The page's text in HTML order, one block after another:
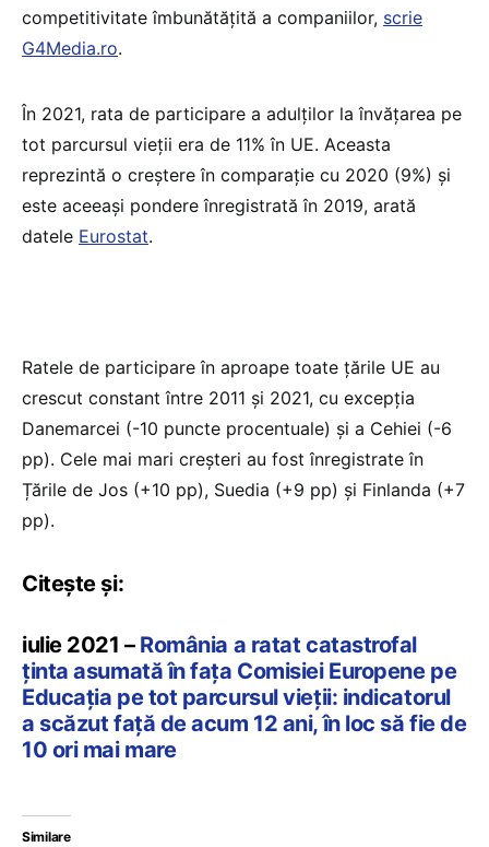
competitivitate îmbunătățită a companiilor, scrie
G4Media.ro.
În 2021, rata de participare a adulților la învățarea pe
tot parcursul vieții era de 11% în UE. Aceasta
reprezintă o creștere în comparație cu 2020 (9%) și
este aceeași pondere înregistrată în 2019, arată
datele Eurostat.
Ratele de participare în aproape toate țările UE au
crescut constant între 2011 și 2021, cu excepția
Danemarcei (-10 puncte procentuale) și a Cehiei (-6
pp). Cele mai mari creșteri au fost înregistrate în
Țările de Jos (+10 pp), Suedia (+9 pp) și Finlanda (+7
pp).
Citește și:
iulie 2021 – România a ratat catastrofal
ținta asumată în fața Comisiei Europene pe
Educația pe tot parcursul vieții: indicatorul
a scăzut față de acum 12 ani, în loc să fie de
10 ori mai mare
Similare